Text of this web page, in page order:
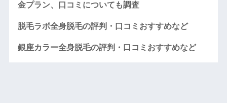
金プラン、口コミについても調査
脱毛ラボ全身脱毛の評判・口コミおすすめなど
銀座カラー全身脱毛の評判・口コミおすすめなど